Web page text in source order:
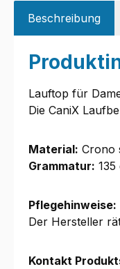
Beschreibung
Lauftop für
Die CaniX
Material: Crono
Grammatur: 135
Pflegehinweise:
Der Hersteller
Kontakt